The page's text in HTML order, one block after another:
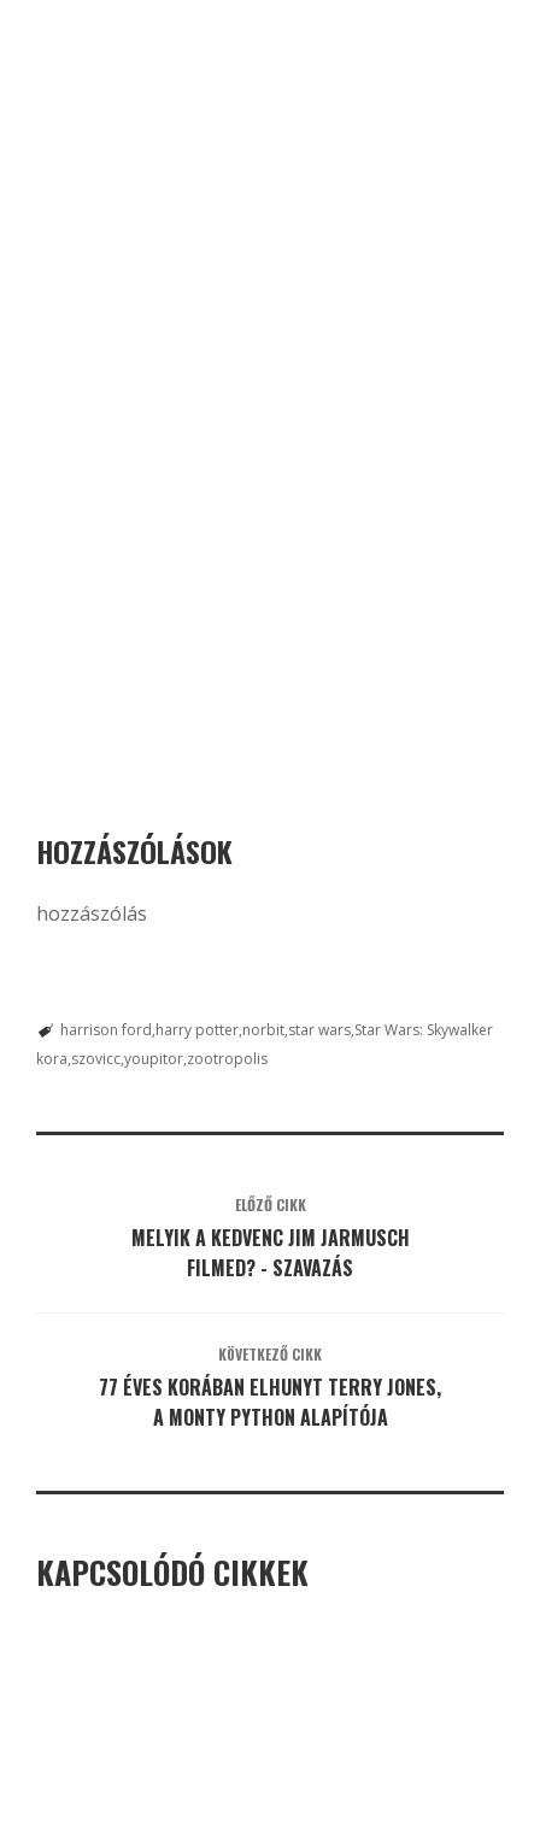
HOZZÁSZÓLÁSOK
hozzászólás
harrison ford harry potter norbit star wars Star Wars: Skywalker
kora szoviccyoupitor zootropolis
ELŐZŐ CIKK
MELYIK A KEDVENC JIM JARMUSCH
FILMED? - SZAVAZÁS
KÖVETKEZŐ CIKK
77 ÉVES KORÁBAN ELHUNYT TERRY JONES,
A MONTY PYTHON ALAPÍTÓJA
KAPCSOLÓDÓ CIKKEK